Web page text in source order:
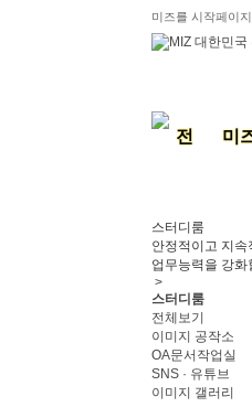
미즈를 시작페이지
미
스터디룸
안정적이고 지속
업무능력을 강
>
스터디룸
전체보기
이미지 공작소
OA문서작업실
SNS · 유튜브
이미지 갤러리